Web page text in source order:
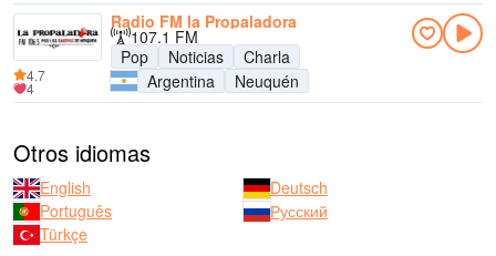
Radio FM la Propaladora
107.1 FM
Pop
Noticias
Charla
Argentina
Neuquén
4.7
4
Otros idiomas
English
Deutsch
Português
Русский
Türkçe